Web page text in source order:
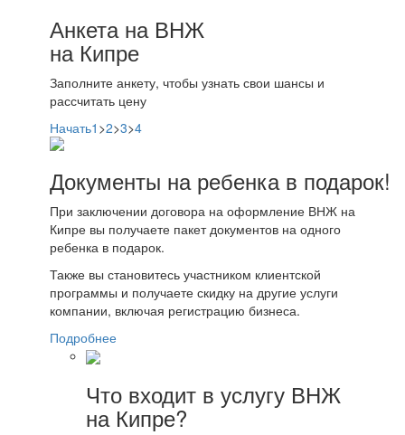
Анкета на ВНЖ
на Кипре
Заполните анкету, чтобы узнать свои шансы и
рассчитать цену
Начать1 >2>3>4
Документы на ребенка в подарок!
При заключении договора на оформление ВНЖ на
Кипре вы получаете пакет документов на одного
ребенка в подарок.
Также вы становитесь участником клиентской
программы и получаете скидку на другие услуги
компании, включая регистрацию бизнеса.
Подробнее
Что входит в услугу ВНЖ
на Кипре?